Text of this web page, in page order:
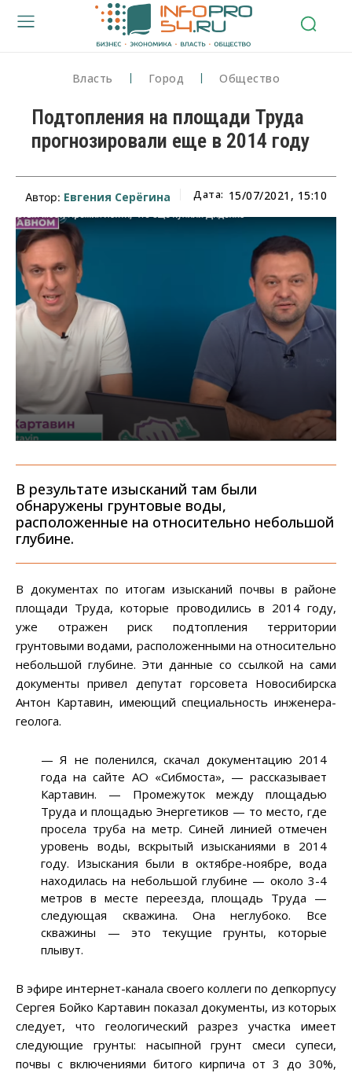
Власть Город Общество
Подтопления на площади Труда
прогнозировали еще в 2014 году
Автор: Евгения Серёгина Дата: 15/07/2021, 15:10
В результате изысканий там были
обнаружены грунтовые воды,
расположенные на относительно небольшой
глубине.
В документах по итогам изысканий почвы в районе
площади Труда, которые проводились в 2014 году,
уже отражен риск подтопления территории
грунтовыми водами, расположенными на относительно
небольшой глубине. Эти данные со ссылкой на сами
документы привел депутат горсовета Новосибирска
Антон Картавин, имеющий специальность инженера-
геолога.
— Я не поленился, скачал документацию 2014
года на сайте АО «Сибмоста», — рассказывает
Картавин. — Промежуток между площадью
Труда и площадью Энергетиков — то место, где
просела труба на метр. Синей линией отмечен
уровень воды, вскрытый изысканиями в 2014
году. Изыскания были в октябре-ноябре, вода
находилась на небольшой глубине — около 3-4
метров в месте переезда, площадь Труда —
следующая скважина. Она неглубоко. Все
скважины — это текущие грунты, которые
плывут.
В эфире интернет-канала своего коллеги по депкорпусу
Сергея Бойко Картавин показал документы, из которых
следует, что геологический разрез участка имеет
следующие грунты: насыпной грунт смеси супеси,
почвы с включениями битого кирпича от 3 до 30%,